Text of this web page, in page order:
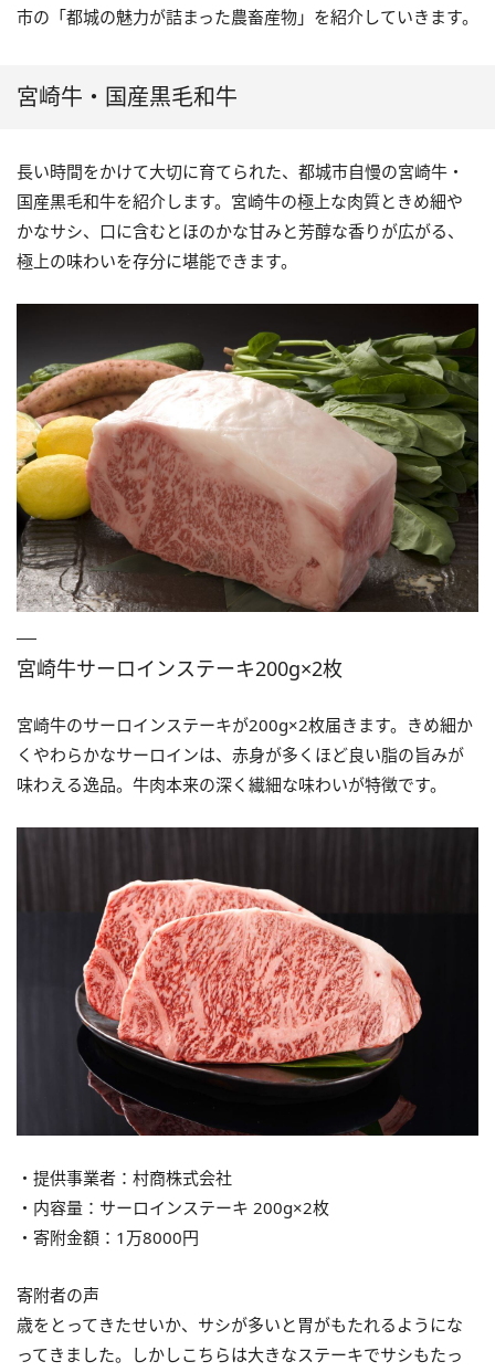
市の「都城の魅力が詰まった農畜産物」を紹介していきます。
宮崎牛・国産黒毛和牛
長い時間をかけて大切に育てられた、都城市自慢の宮崎牛・
国産黒毛和牛を紹介します。宮崎牛の極上な肉質ときめ細や
かなサシ、口に含むとほのかな甘みと芳醇な香りが広がる、
極上の味わいを存分に堪能できます。
宮崎牛サーロインステーキ200g×2枚
宮崎牛のサーロインステーキが200g×2枚届きます。きめ細か
くやわらかなサーロインは、赤身が多くほど良い脂の旨みが
味わえる逸品。牛肉本来の深く繊細な味わいが特徴です。
・提供事業者：村商株式会社
・内容量：サーロインステーキ 200g×2枚
・寄附金額：1万8000円
寄附者の声
歳をとってきたせいか、サシが多いと胃がもたれるようにな
ってきました。しかしこちらは大きなステーキでサシもたっ